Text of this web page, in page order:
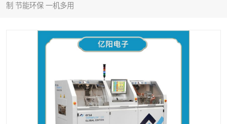
制 节能环保 一机多用
TR5001
自动光学检测TR7710 XS全自动高速贴片机